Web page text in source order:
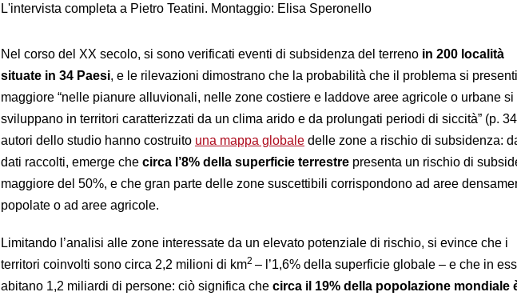
L'intervista completa a Pietro Teatini. Montaggio: Elisa Speronello
Nel corso del XX secolo, si sono verificati eventi di subsidenza del terreno in 200 località
situate in 34 Paesi, e le rilevazioni dimostrano che la probabilità che il problema si
maggiore “nelle pianure alluvionali, nelle zone costiere e laddove aree agricole o urbane si
sviluppano in territori caratterizzati da un clima arido e da prolungati periodi di siccità” (p.
autori dello studio hanno costruito una mappa globale delle zone a rischio di subsidenza:
dati raccolti, emerge che circa l’8% della superficie terrestre presenta un rischio di
maggiore del 50%, e che gran parte delle zone suscettibili corrispondono ad aree
popolate o ad aree agricole.
Limitando l’analisi alle zone interessate da un elevato potenziale di rischio, si evince che i
territori coinvolti sono circa 2,2 milioni di km2 – l’1,6% della superficie globale – e che in
abitano 1,2 miliardi di persone: ciò significa che circa il 19% della popolazione mondiale